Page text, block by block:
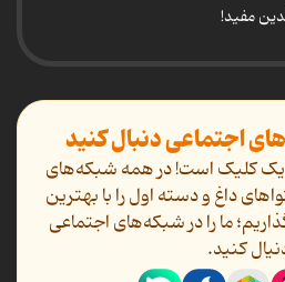
مفید!
اجتماعی دنبال کنید
یک کلیک است! در همه شبکه‌های
داغ و دسته اول را با بهترین
ما را در شبکه‌های اجتماعی
کنید.